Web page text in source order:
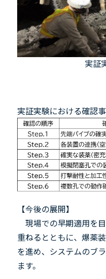
実証
実証実験における確認
【今後の展開】
現場での早期適用を
重ねるとともに、爆薬
を進め、システムのブ
ます。